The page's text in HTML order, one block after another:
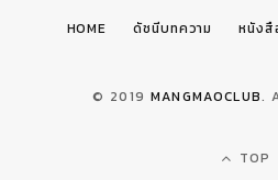
HOME ดัชนีบทความ หนังสื
© 2019 MANGMAOCLUB.
TOP